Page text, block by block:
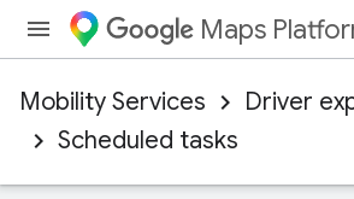
Maps
Mobility Services
Driver
Scheduled tasks